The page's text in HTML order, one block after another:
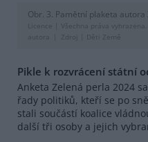
Obr. 3. Pamětní plaketa
Licence |
Všechna práva
autora
Zdroj | Děti Země
Pikle k rozvrácení státní
Anketa Zelená perla 2024
řady politiků, kteří se po
stali součástí koalice
další tři osoby a jejich